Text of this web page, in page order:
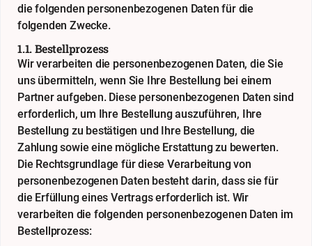
die folgenden personenbezogenen Daten für die
folgenden Zwecke.
1.1. Bestellprozess
Wir verarbeiten die personenbezogenen Daten, die Sie
uns übermitteln, wenn Sie Ihre Bestellung bei einem
Partner aufgeben. Diese personenbezogenen Daten sind
erforderlich, um Ihre Bestellung auszuführen, Ihre
Bestellung zu bestätigen und Ihre Bestellung, die
Zahlung sowie eine mögliche Erstattung zu bewerten.
Die Rechtsgrundlage für diese Verarbeitung von
personenbezogenen Daten besteht darin, dass sie für
die Erfüllung eines Vertrags erforderlich ist. Wir
verarbeiten die folgenden personenbezogenen Daten im
Bestellprozess: